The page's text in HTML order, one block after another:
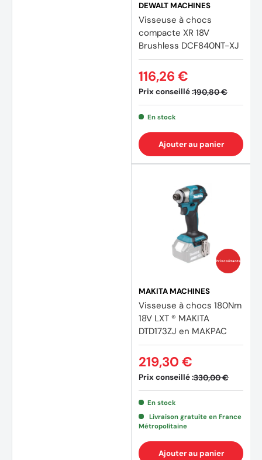
DEWALT MACHINES
Visseuse à chocs
compacte XR 18V
Brushless DCF840NT-XJ
Prix conseillé :190,80 €
116,26 €
En stock
Ajouter au panier
Prix coûtants
MAKITA MACHINES
Visseuse à chocs 180Nm
18V LXT ® MAKITA
DTD173ZJ en MAKPAC
Prix conseillé :330,00 €
219,30 €
En stock
Livraison gratuite en France
Métropolitaine
Ajouter au panier